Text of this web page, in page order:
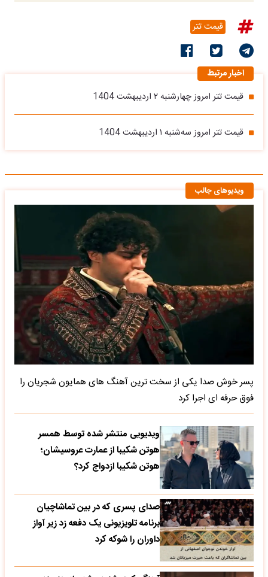
قیمت تتر
اخبار مرتبط
قیمت تتر امروز چهارشنبه ۲ اردیبهشت 1404
قیمت تتر امروز سه‌شنبه ۱ اردیبهشت 1404
ویدیوهای جالب
پسر خوش صدا یکی از سخت ترین آهنگ های همایون شجریان را
فوق حرفه ای اجرا کرد
ویدیویی منتشر شده توسط همسر
هوتن شکیبا از عمارت عروسیشان؛
هوتن شکیبا ازدواج کرد؟
صدای پسری که در بین تماشاچیان
برنامه تلویزیونی یک دفعه زد زیر آواز
داوران را شوکه کرد